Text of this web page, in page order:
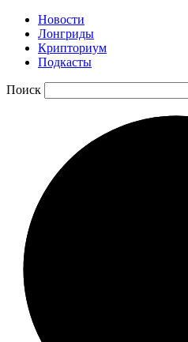
Новости
Лонгриды
Крипториум
Подкасты
Поиск